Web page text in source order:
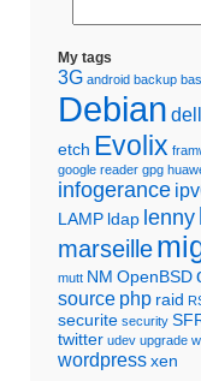
My tags
3G android backup
Debian dell
etch Evolix
google reader gpg
infogerance
LAMP ldap lenny
marseille
mutt NM OpenBSD
source php raid
securite security
twitter udev upgrade
wordpressxen